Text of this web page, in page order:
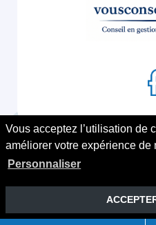
Vous acceptez l’utilisation de
améliorer votre expérience de
Personnaliser
04 82 29 87 73
Zones desservies
Services